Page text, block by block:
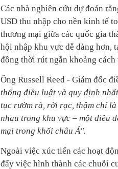
Các nhà nghiên cứu dự đoán
USD thu nhập cho nền kinh tế
thương mại giữa các quốc gia
hội nhập khu vực dễ dàng hơn,
đồng thời rút ngắn khoảng
Ông Russell Reed - Giám đốc
thống điều luật và quy định
tục rườm rà, rời rạc, thậm chí
nhau trong khu vực – một điều
mại trong khối châu Á".
Ngoài việc xúc tiến các hoạt
đẩy việc hình thành các chuỗi